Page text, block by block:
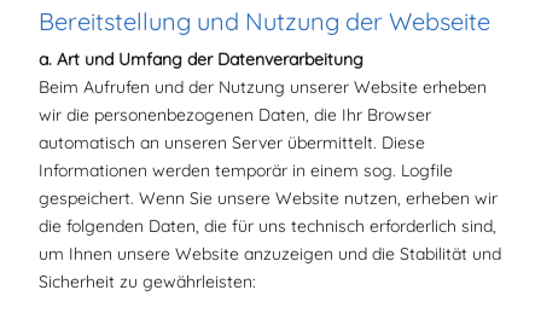
Bereitstellung und Nutzung der Webseite
a. Art und Umfang der Datenverarbeitung
Beim Aufrufen und der Nutzung unserer Website erheben
wir die personenbezogenen Daten, die Ihr Browser
automatisch an unseren Server übermittelt. Diese
Informationen werden temporär in einem sog. Logfile
gespeichert. Wenn Sie unsere Website nutzen, erheben wir
die folgenden Daten, die für uns technisch erforderlich sind,
um Ihnen unsere Website anzuzeigen und die Stabilität und
Sicherheit zu gewährleisten: